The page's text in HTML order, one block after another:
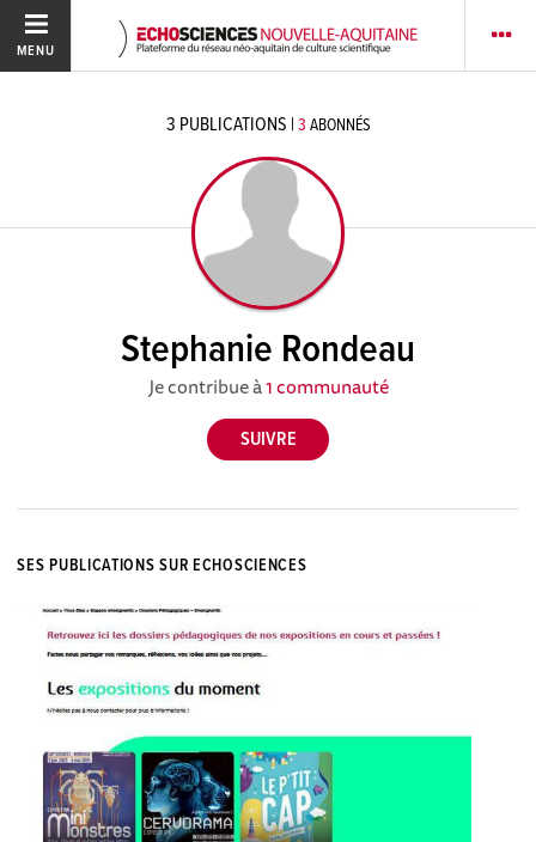
MENU
3 PUBLICATIONS | 3 ABONNÉS
Stephanie Rondeau
Je contribue à1 communauté
SES PUBLICATIONS SUR ECHOSCIENCES